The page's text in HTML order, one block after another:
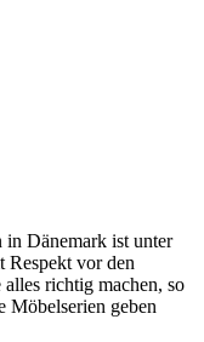
Dänemark ist unter
Respekt vor den
richtig machen, so
Möbelserien geben